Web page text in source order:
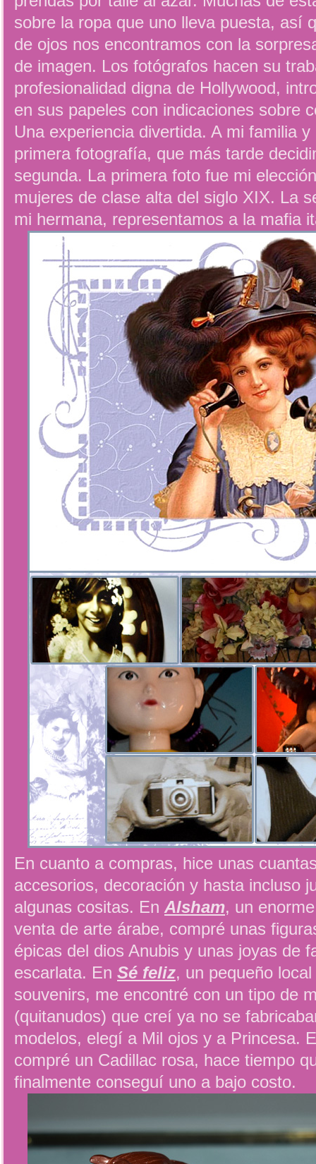
sobre la ropa que uno lleva puesta, así
de ojos nos encontramos con la
de imagen. Los fotógrafos hacen su
profesionalidad digna de Hollywood,
en sus papeles con indicaciones sobre
Una experiencia divertida. A mi familia
primera fotografía, que más tarde
segunda. La primera foto fue mi
mujeres de clase alta del siglo XIX. La
mi hermana, representamos a la mafia
En cuanto a compras, hice unas
accesorios, decoración y hasta incluso
algunas cositas. En Alsham, un
venta de arte árabe, compré unas
épicas del dios Anubis y unas joyas de
escarlata. En Sé feliz, un pequeño
souvenirs, me encontré con un tipo de
(quitanudos) que creí ya no se
modelos, elegí a Mil ojos y a Princesa.
compré un Cadillac rosa, hace tiempo
finalmente conseguí uno a bajo costo.